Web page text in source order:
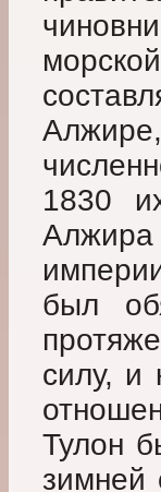
1830
был
силу, и
Тулон
зимней